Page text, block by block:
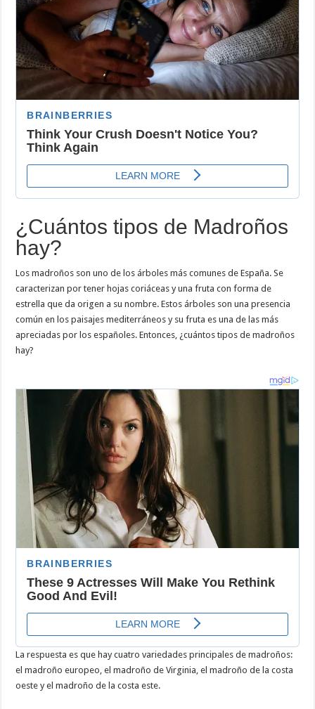
¿Cuántos tipos de Madroños
hay?
Los madroños son uno de los árboles más comunes de España. Se
caracterizan por tener hojas coriáceas y una fruta con forma de
estrella que da origen a su nombre. Estos árboles son una presencia
común en los paisajes mediterráneos y su fruta es una de las más
apreciadas por los españoles. Entonces, ¿cuántos tipos de madroños
hay?
La respuesta es que hay cuatro variedades principales de madroños:
el madroño europeo, el madroño de Virginia, el madroño de la costa
oeste y el madroño de la costa este.